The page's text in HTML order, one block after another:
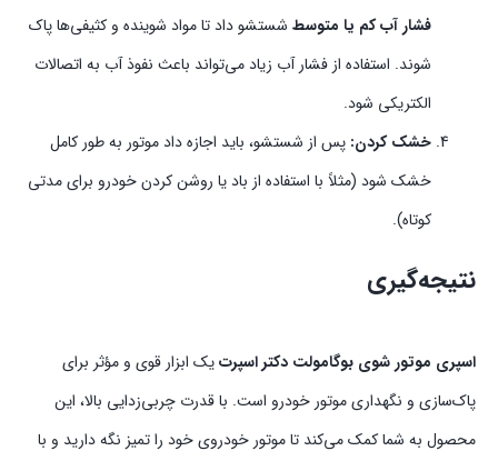
فشار آب کم یا متوسط شستشو داد تا مواد شوینده و کثیفی‌ها پاک
شوند. استفاده از فشار آب زیاد می‌تواند باعث نفوذ آب به اتصالات
الکتریکی شود.
خشک کردن: پس از شستشو، باید اجازه داد موتور به طور کامل
خشک شود (مثلاً با استفاده از باد یا روشن کردن خودرو برای مدتی
کوتاه).
نتیجه‌گیری
اسپری موتور شوی بوگامولت دکتر اسپرتیک ابزار قوی و مؤثر برای
پاک‌سازی و نگهداری موتور خودرو است. با قدرت چربی‌زدایی بالا، این
محصول به شما کمک می‌کند تا موتور خودروی خود را تمیز نگه دارید و با